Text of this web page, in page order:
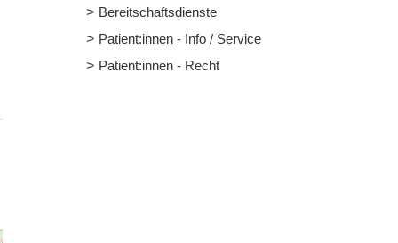
Bereitschaftsdienste
Patient:innen - Info / Service
Patient:innen - Recht